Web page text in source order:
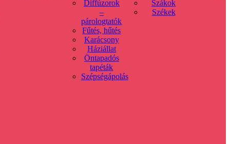
Diffúzorok
–
párologtatók
Fűtés, hűtés
Karácsony
Háziállat
Öntapadós
tapéták
Szépségápolás
Szákok
Székek